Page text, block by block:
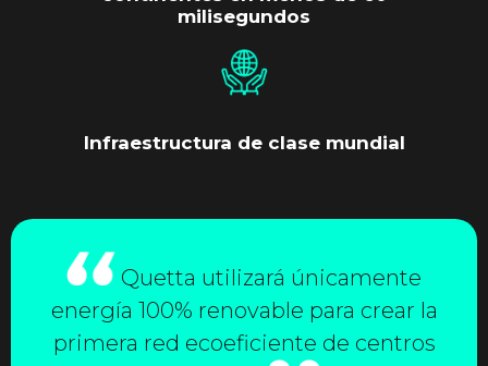
milisegundos
Infraestructura de clase mundial
Quetta utilizará únicamente
energía 100% renovable para crear la
primera red ecoeficiente de centros